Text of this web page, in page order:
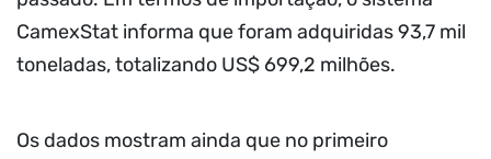
CamexStat informa que foram adquiridas 93,7 mil
toneladas, totalizando US$ 699,2 milhões.
Os dados mostram ainda que no primeiro